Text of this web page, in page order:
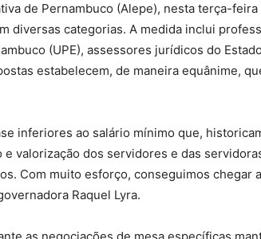
de Pernambuco (Alepe), nesta terça-
diversas categorias. A medida inclui
(UPE), assessores jurídicos do
estabelecem, de maneira equânime,
inferiores ao salário mínimo que,
valorização dos servidores e das
Com muito esforço, conseguimos chegar
Raquel Lyra.